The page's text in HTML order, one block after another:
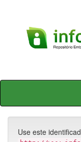
Skip
Use este